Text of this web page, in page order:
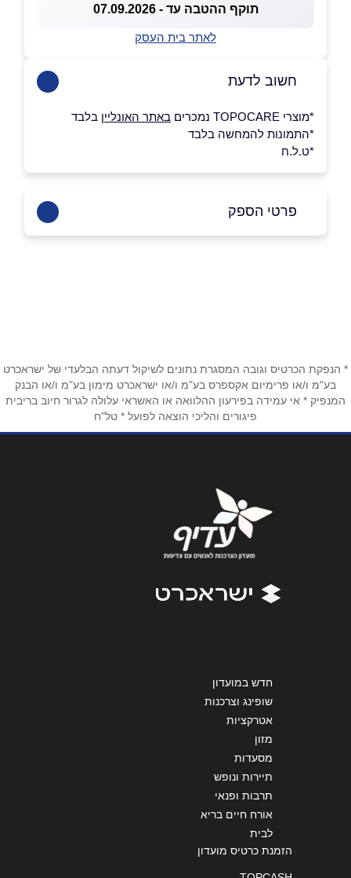
תוקף ההטבה עד - 07.09.2026
לאתר בית העסק
חשוב לדעת
*מוצרי TOPOCARE נמכרים באתר האונליין בלבד
*התמונות להמחשה בלבד
*ט.ל.ח
פרטי הספק
שם מלא*
*
אנא חזרו אלי בקשר ל...
* הנפקת הכרטיס וגובה המסגרת נתונים לשיקול דעתה הבלעדי של ישראכרט
בע"מ ו/או פרימיום אקספרס בע"מ ו/או ישראכרט מימון בע"מ ו/או הבנק
המנפיק * אי עמידה בפירעון ההלוואה או האשראי עלולה לגרור חיוב בריבית
פיגורים והליכי הוצאה לפועל * טל"ח
חדש במועדון
שופינג וצרכנות
אטרקציות
מזון
מסעדות
תיירות ונופש
תרבות ופנאי
אורח חיים בריא
לבית
הזמנת כרטיס מועדון